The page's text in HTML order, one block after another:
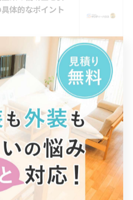
体的なポイント
13 14 15
の投稿 Recent Posts
2026/08/05
リフォームで理想のレイアウトにする埼玉県入間郡越生町の実践ポイントと補助制度活用法